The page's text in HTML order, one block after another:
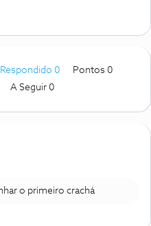
Respondido 0
Pontos 0
A Seguir 0
o primeiro crachá